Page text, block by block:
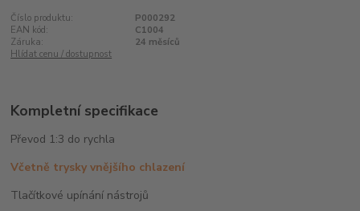
Číslo produktu:
P000292
EAN kód:
C1004
Záruka:
24 měsíců
Hlídat cenu / dostupnost
Kompletní specifikace
Převod 1:3 do rychla
Včetně trysky vnějšího chlazení
Tlačítkové upínání nástrojů